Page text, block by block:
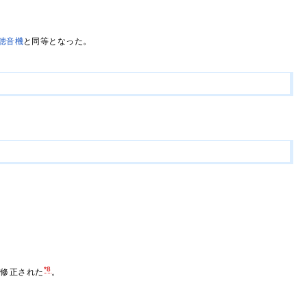
音機と同等となった。
正された*8。